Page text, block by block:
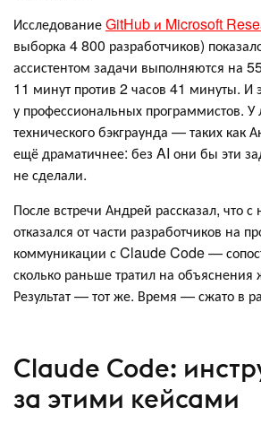
ИсследованиеGitHub и Microsoft
выборка 4 800 разработчиков)
ассистентом задачи выполняются на
11 минут против 2 часов 41 минуты. И
у профессиональных программистов.
технического бэкграунда — таких как
ещё драматичнее: без AI они бы эти
не сделали.
После встречи Андрей рассказал, что
отказался от части разработчиков на
коммуникации с Claude Code —
сколько раньше тратил на
Результат — тот же. Время — сжато в
Claude Code:
за этими кейсами